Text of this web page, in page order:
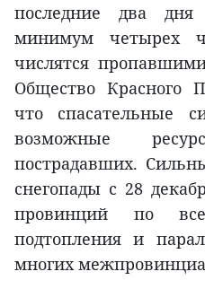
последние два
минимум четырех
числятся
Общество Красного
что спасательные
возможные
пострадавших.
снегопады с 28
провинций по
подтопления и
многих